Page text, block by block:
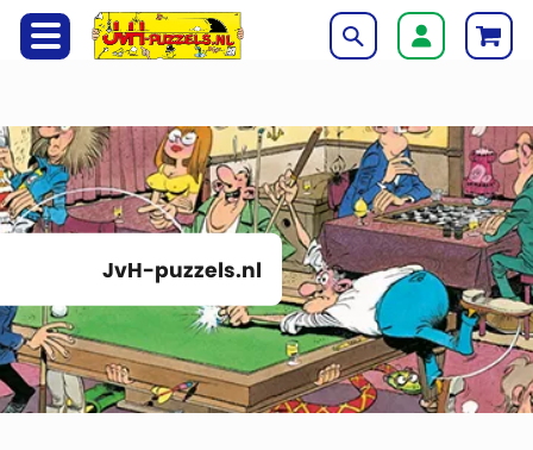
JvH-puzzels.nl